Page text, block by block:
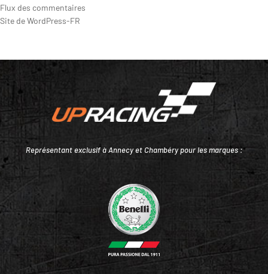
Flux des commentaires
Site de WordPress-FR
Représentant exclusif à Annecy et Chambéry pour les marques :